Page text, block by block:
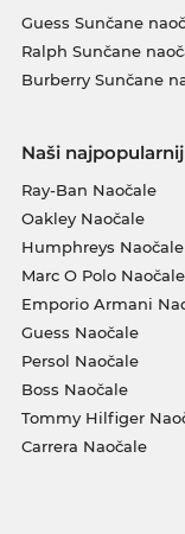
Guess Sunčane
Ralph Sunčane
Burberry Sunčane
Naši
Ray-Ban Naočale
Oakley Naočale
Humphreys Naočale
Marc O Polo Naočale
Emporio Armani
Guess Naočale
Persol Naočale
Boss Naočale
Tommy Hilfiger
Carrera Naočale